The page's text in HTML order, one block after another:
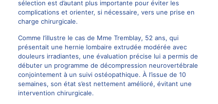
sélection est d’autant plus importante pour éviter les
complications et orienter, si nécessaire, vers une prise en
charge chirurgicale.
Comme l’illustre le cas de Mme Tremblay, 52 ans, qui
présentait une hernie lombaire extrudée modérée avec
douleurs irradiantes, une évaluation précise lui a permis de
débuter un programme de décompression neurovertébrale
conjointement à un suivi ostéopathique. À l’issue de 10
semaines, son état s’est nettement amélioré, évitant une
intervention chirurgicale.